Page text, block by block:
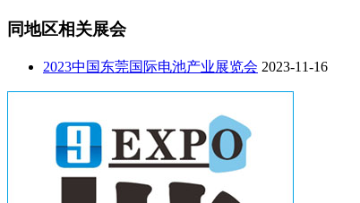
同地区相关展会
2023中国东莞国际电池产业展览会 2023-11-16